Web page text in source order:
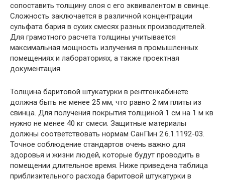
сопоставить толщину слоя с его эквивалентом в свинце.
Сложность заключается в различной концентрации
сульфата бария в сухих смесях разных производителей.
Для грамотного расчета толщины учитывается
максимальная мощность излучения в промышленных
помещениях и лабораториях, а также проектная
документация.
Толщина баритовой штукатурки в рентгенкабинете
должна быть не менее 25 мм, что равно 2 мм плиты из
свинца. Для получения покрытия толщиной 1 см на 1 м кв
нужно не менее 40 кг смеси. Защитные материалы
должны соответствовать нормам СанПин 2.6.1.1192-03.
Точное соблюдение стандартов очень важно для
здоровья и жизни людей, которые будут проводить в
помещении длительное время. Ниже приведена таблица
приблизительного расхода баритовой штукатурки в